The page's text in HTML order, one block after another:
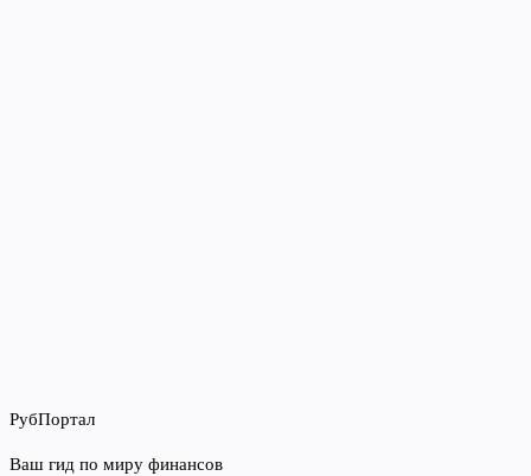
РубПортал
Ваш гид по миру финансов